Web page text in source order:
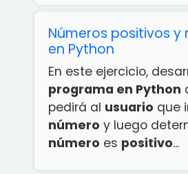
Números positivos y
en Python
En este ejercicio,
programa en Python
pedirá al usuario que
número y luego
número es positivo...